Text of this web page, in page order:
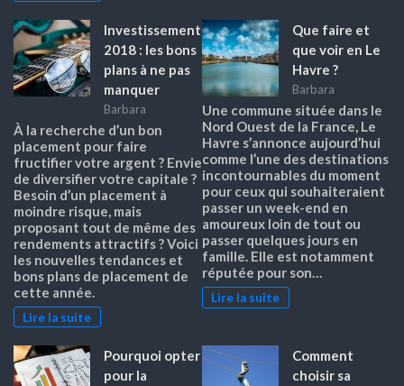
Investissement
2018 : les bons
plans à ne pas
manquer
Barbara
À la recherche d’un bon
placement pour faire
fructifier votre argent ? Envie
de diversifier votre capitale ?
Besoin d’un placement à
moindre risque, mais
proposant tout de même des
rendements attractifs ? Voici
les nouvelles tendances et
bons plans de placement de
cette année.
Lire la suite
Que faire et
que voir en Le
Havre ?
Barbara
Une commune située dans le
Nord Ouest de la France, Le
Havre s’annonce aujourd’hui
comme l’une des destinations
incontournables du moment
pour ceux qui souhaiteraient
passer un week-end en
amoureux loin de tout ou
passer quelques jours en
famille. Elle est notamment
réputée pour son…
Lire la suite
Pourquoi opter
pour la
Comment
choisir sa